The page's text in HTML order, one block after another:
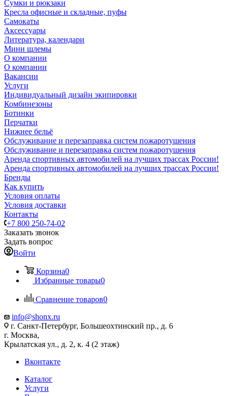
Сумки и рюкзаки
Кресла офисные и складные, пуфы
Самокаты
Аксессуары
Литература, календари
Мини шлемы
О компании
О компании
Вакансии
Услуги
Индивидуальный дизайн экипировки
Комбинезоны
Ботинки
Перчатки
Нижнее бельё
Обслуживание и перезаправка систем пожаротушения
Обслуживание и перезаправка систем пожаротушения
Аренда спортивных автомобилей на лучших трассах России!
Аренда спортивных автомобилей на лучших трассах России!
Бренды
Как купить
Условия оплаты
Условия доставки
Контакты
+7 800 250-74-02
Заказать звонок
Задать вопрос
Войти
Корзина0
Избранные товары0
Сравнение товаров0
info@shonx.ru
г. Санкт-Петербург, Большеохтинский пр., д. 6
г. Москва,
Крылатская ул., д. 2, к. 4 (2 этаж)
Вконтакте
Каталог
Услуги